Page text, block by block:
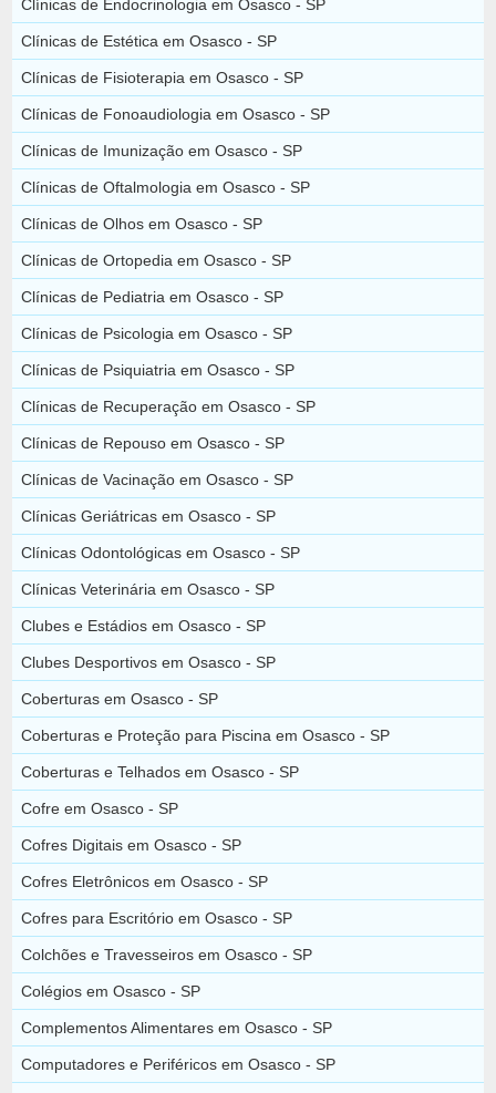
Clínicas de Endocrinologia em Osasco - SP
Clínicas de Estética em Osasco - SP
Clínicas de Fisioterapia em Osasco - SP
Clínicas de Fonoaudiologia em Osasco - SP
Clínicas de Imunização em Osasco - SP
Clínicas de Oftalmologia em Osasco - SP
Clínicas de Olhos em Osasco - SP
Clínicas de Ortopedia em Osasco - SP
Clínicas de Pediatria em Osasco - SP
Clínicas de Psicologia em Osasco - SP
Clínicas de Psiquiatria em Osasco - SP
Clínicas de Recuperação em Osasco - SP
Clínicas de Repouso em Osasco - SP
Clínicas de Vacinação em Osasco - SP
Clínicas Geriátricas em Osasco - SP
Clínicas Odontológicas em Osasco - SP
Clínicas Veterinária em Osasco - SP
Clubes e Estádios em Osasco - SP
Clubes Desportivos em Osasco - SP
Coberturas em Osasco - SP
Coberturas e Proteção para Piscina em Osasco - SP
Coberturas e Telhados em Osasco - SP
Cofre em Osasco - SP
Cofres Digitais em Osasco - SP
Cofres Eletrônicos em Osasco - SP
Cofres para Escritório em Osasco - SP
Colchões e Travesseiros em Osasco - SP
Colégios em Osasco - SP
Complementos Alimentares em Osasco - SP
Computadores e Periféricos em Osasco - SP